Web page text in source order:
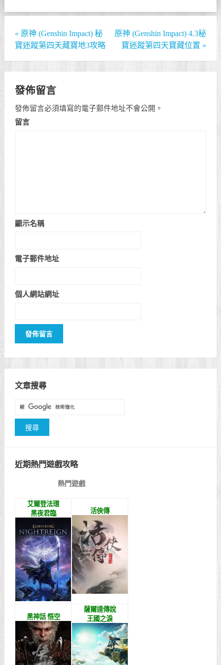
« 原神 (Genshin Impact) 秘
寶迷蹤第四天藏寶地3攻略
原神 (Genshin Impact) 4.3秘
寶迷蹤第四天寶藏位置 »
發佈留言
發佈留言必須填寫的電子郵件地址不會公開。
留言
顯示名稱
電子郵件地址
個人網站網址
文章搜尋
近期熱門遊戲攻略
熱門遊戲
艾爾登法環
黑夜君臨
活俠傳
黑神話 悟空
薩爾達傳說
王國之淚